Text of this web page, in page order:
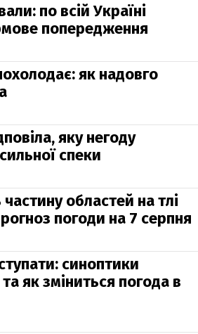
по всій Україні
попередження
як надовго
яку негоду
спеки
областей на тлі
погоди на 7 серпня
синоптики
як зміниться погода в